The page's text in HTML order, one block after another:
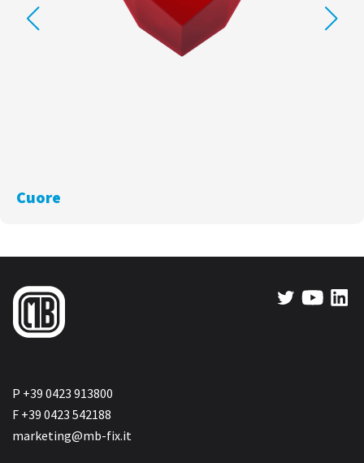
Cuore
P +39 0423 913800
F +39 0423 542188
marketing@mb-fix.it